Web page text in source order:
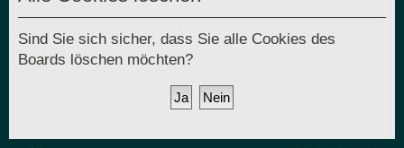
Sind Sie sich sicher, dass Sie alle Cookies des
Boards löschen möchten?